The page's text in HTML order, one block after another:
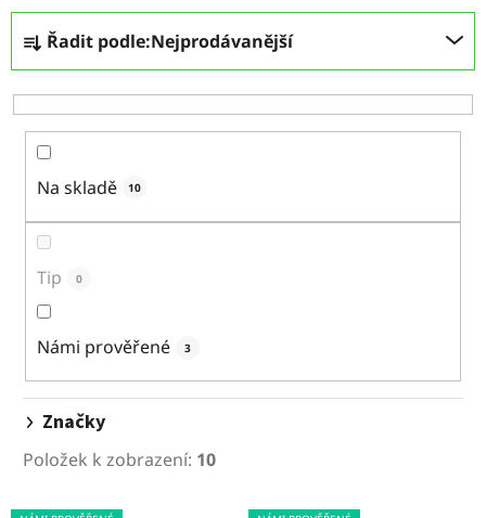
Ř
z
e
ů
Řadit podle:Nejprodávanější
Na skladě 10
Tip 0
Námi prověřené 3
Značky
Položek k zobrazení: 10